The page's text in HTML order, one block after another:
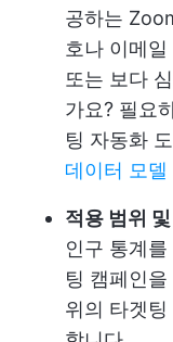
공하는
호나 이메
또는 보다
가요? 필요
팅 자동화
데이터 모
적용 범위
인구 통계
팅 캠페인
위의 타겟